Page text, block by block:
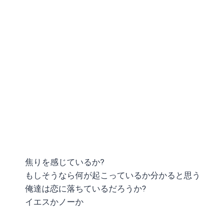
焦りを感じているか?
もしそうなら何が起こっているか分かると思う
俺達は恋に落ちているだろうか?
イエスかノーか